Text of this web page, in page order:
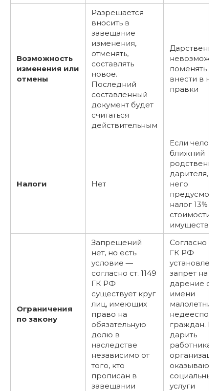
Возможность
изменения или
отмены
Разрешается
вносить в
завещание
изменения,
отменять,
составлять
новое.
Последний
составленный
документ будет
считаться
действительным
поменять
внести в
правки
Налоги Нет
Если
ближний
дарителя,
него
налог 13% от
стоимости
имущества
Ограничения
по закону
Запрещений
нет, но есть
условие —
согласно ст. 1149
ГК РФ
существует круг
лиц, имеющих
право на
обязательную
долю в
наследстве
независимо от
того, кто
прописан в
завещании
Согласно
ГК РФ
установлен
запрет на
дарение от
имени
малолетних
граждан.
дарить
работникам
социальные
услуги